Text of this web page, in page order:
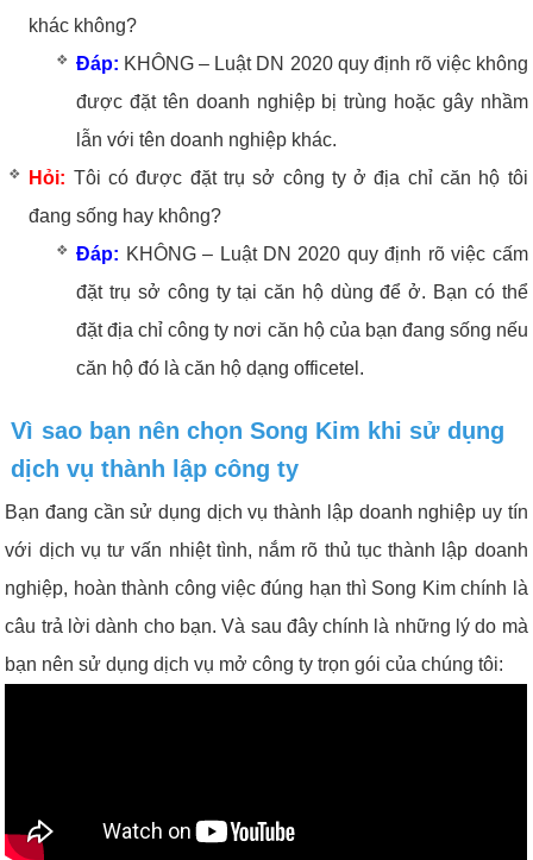
khác không?
Đáp: KHÔNG – Luật DN 2020 quy định rõ việc không
được đặt tên doanh nghiệp bị trùng hoặc gây nhầm
lẫn với tên doanh nghiệp khác.
Hỏi: Tôi có được đặt trụ sở công ty ở địa chỉ căn hộ tôi
đang sống hay không?
Đáp: KHÔNG – Luật DN 2020 quy định rõ việc cấm
đặt trụ sở công ty tại căn hộ dùng để ở. Bạn có thể
đặt địa chỉ công ty nơi căn hộ của bạn đang sống nếu
căn hộ đó là căn hộ dạng officetel.
Vì sao bạn nên chọn Song Kim khi sử dụng
dịch vụ thành lập công ty
Bạn đang cần sử dụng dịch vụ thành lập doanh nghiệp uy tín
với dịch vụ tư vấn nhiệt tình, nắm rõ thủ tục thành lập doanh
nghiệp, hoàn thành công việc đúng hạn thì Song Kim chính là
câu trả lời dành cho bạn. Và sau đây chính là những lý do mà
bạn nên sử dụng dịch vụ mở công ty trọn gói của chúng tôi: